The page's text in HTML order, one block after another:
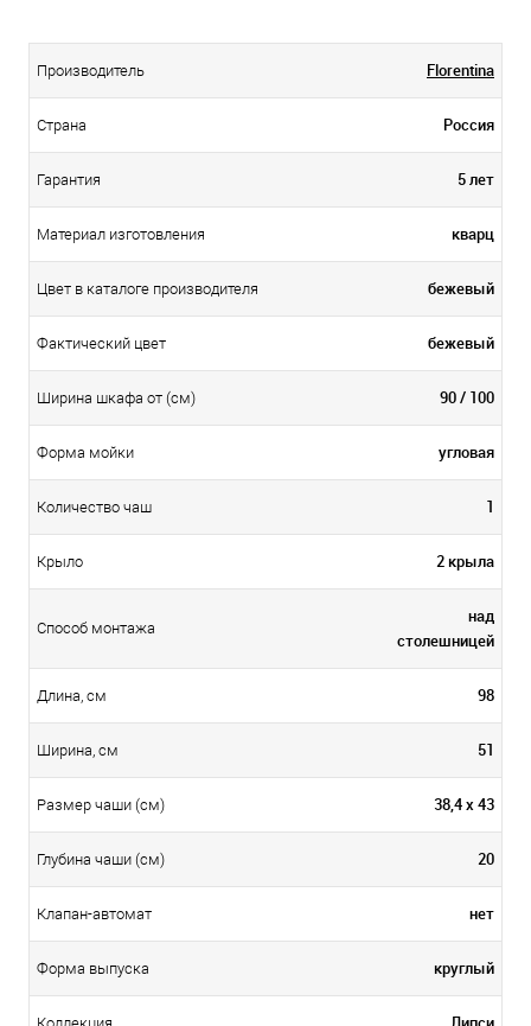
Производитель Florentina
Страна Россия
Гарантия 5 лет
Материал изготовления кварц
Цвет в каталоге производителя бежевый
Фактический цвет бежевый
Ширина шкафа от (см) 90 / 100
Форма мойки угловая
Количество чаш 1
Крыло 2 крыла
Способ монтажа
над
столешницей
Длина, см 98
Ширина, см 51
Размер чаши (см) 38,4 х 43
Глубина чаши (см) 20
Клапан-автомат нет
Форма выпуска круглый